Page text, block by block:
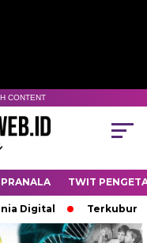
CONTENT
PRANALA TWIT
Digital Terkubur